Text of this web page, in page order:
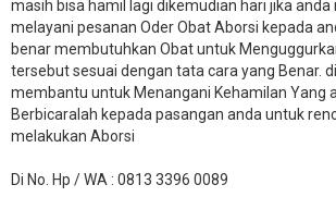
masih bisa hamil lagi dikemudian hari jika anda
melayani pesanan Oder Obat Aborsi kepada
benar membutuhkan Obat untuk
tersebut sesuai dengan tata cara yang Benar.
membantu untuk Menangani Kehamilan Yang
Berbicaralah kepada pasangan anda untuk
melakukan Aborsi
Di No. Hp / WA : 0813 3396 0089